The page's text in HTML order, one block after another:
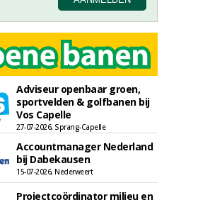
Adviseur openbaar groen,
sportvelden & golfbanen bij
Vos Capelle
27-07-2026, Sprang-Capelle
Accountmanager Nederland
bij Dabekausen
15-07-2026, Nederweert
Projectcoördinator milieu en